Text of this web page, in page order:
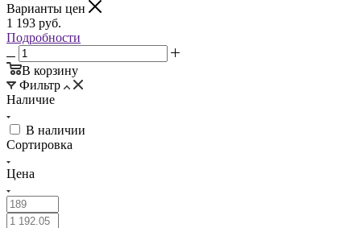
Варианты цен
1 193 руб.
Подробности
В корзину
Фильтр
Наличие
В наличии
Сортировка
Цена